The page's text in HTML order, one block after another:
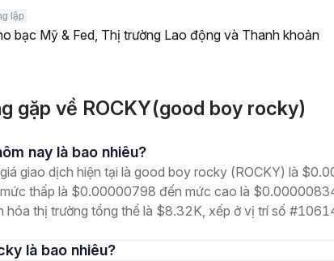
lập
bạc Mỹ & Fed, Thị trường Lao động và Thanh khoản
gặp về ROCKY(good boy rocky)
nay là bao nhiêu?
giao dịch hiện tại là good boy rocky (ROCKY) là
thấp là $0.00000798 đến mức cao là
thị trường tổng thể là $8.32K, xếp ở vị trí số
là bao nhiêu?